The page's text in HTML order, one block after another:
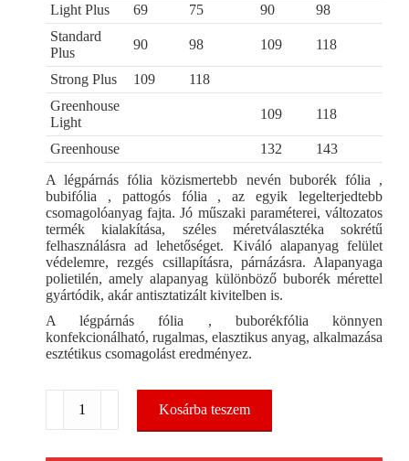
Light Plus 69 75 90
98
Standard
Plus
90 98 109 118
Strong Plus 109
118
Greenhouse
Light
109 118
Greenhouse 132
143
A légpárnás fólia közismertebb nevén buborék fólia ,
bubifólia , pattogós fólia , az egyik legelterjedtebb
csomagolóanyag fajta. Jó műszaki paraméterei, változatos
termék kialakítása, széles méretválasztéka sokrétű
felhasználásra ad lehetőséget. Kiváló alapanyag felület
védelemre, rezgés csillapításra, párnázásra. Alapanyaga
polietilén, amely alapanyag különböző buborék mérettel
gyártódik, akár antisztatizált kivitelben is.
A légpárnás fólia , buborékfólia könnyen
konfekcionálható, rugalmas, elasztikus anyag, alkalmazása
esztétikus csomagolást eredményez.
1800mm/150m
Kosárba teszem